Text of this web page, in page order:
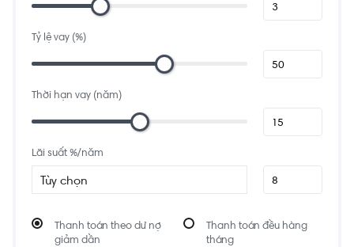
38 Song Hành, Thảo Điền, Quận 2, Thành phố Hồ Chí Minh, Việt Nam
Cafe Ghế Đẩu
D. Văn An, Thảo Điền, Quận 2, Thành phố Hồ Chí Minh, Việt Nam
1.8 km
42 Đường Thảo Điền, Thảo Điền, Quận 2, Thành phố Hồ Chí Minh, Việt Nam
Tỷ lệ vay (%)
Thời hạn vay (năm)
Lãi suất %/năm
Tùy chọn
Thanh toán theo dư nợ
giảm dần
Thanh toán đều hàng
tháng